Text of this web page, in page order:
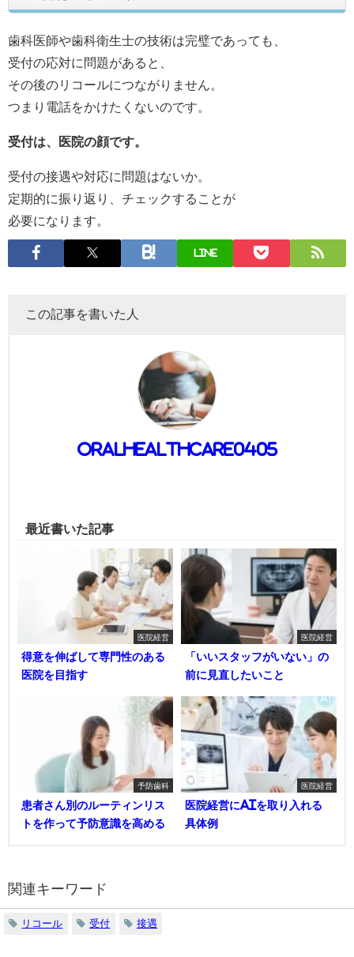
歯科医師や歯科衛生士の技術は完璧であっても、
受付の応対に問題があると、
その後のリコールにつながりません。
つまり電話をかけたくないのです。
受付は、医院の顔です。
受付の接遇や対応に問題はないか。
定期的に振り返り、チェックすることが
必要になります。
LINE
この記事を書いた人
oralhealthcare0405
最近書いた記事
医院経営
得意を伸ばして専門性のある
医院を目指す
医院経営
「いいスタッフがいない」の
前に見直したいこと
予防歯科
患者さん別のルーティンリス
トを作って予防意識を高める
医院経営
医院経営にAIを取り入れる
具体例
関連キーワード
リコール 受付 接遇